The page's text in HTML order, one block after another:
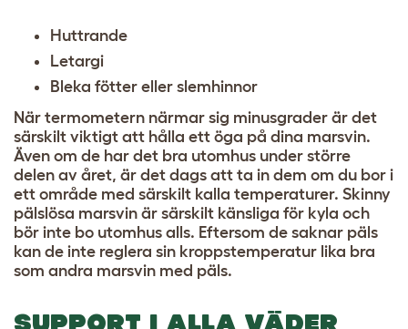
Huttrande
Letargi
Bleka fötter eller slemhinnor
När termometern närmar sig minusgrader är det
särskilt viktigt att hålla ett öga på dina marsvin.
Även om de har det bra utomhus under större
delen av året, är det dags att ta in dem om du bor i
ett område med särskilt kalla temperaturer. Skinny
pälslösa marsvin är särskilt känsliga för kyla och
bör inte bo utomhus alls. Eftersom de saknar päls
kan de inte reglera sin kroppstemperatur lika bra
som andra marsvin med päls.
SUPPORT I ALLA VÄDER